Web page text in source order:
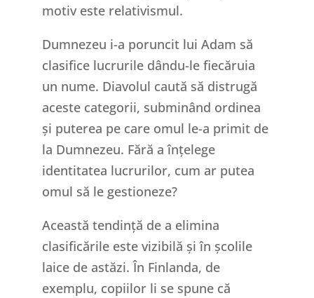
motiv este relativismul.
Dumnezeu i-a poruncit lui Adam să
clasifice lucrurile dându-le fiecăruia
un nume. Diavolul caută să distrugă
aceste categorii, subminând ordinea
și puterea pe care omul le-a primit de
la Dumnezeu. Fără a înțelege
identitatea lucrurilor, cum ar putea
omul să le gestioneze?
Această tendință de a elimina
clasificările este vizibilă și în școlile
laice de astăzi. În Finlanda, de
exemplu, copiilor li se spune că